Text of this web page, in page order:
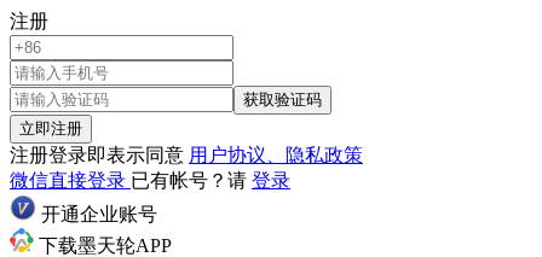
注册
获取验证码
立即注册
注册登录即表示同意 用户协议、隐私政策
微信直接登录 已有帐号？请 登录
开通企业账号
下载墨天轮APP